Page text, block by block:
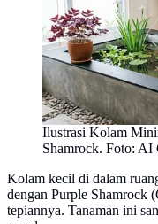
Ilustrasi Kolam
Shamrock. Foto: AI
Kolam kecil di dalam
dengan Purple Shamrock
tepiannya. Tanaman ini